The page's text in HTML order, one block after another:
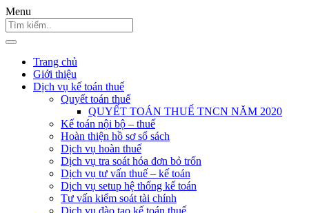
Menu
Trang chủ
Giới thiệu
Dịch vụ kế toán thuế
Quyết toán thuế
QUYẾT TOÁN THUẾ TNCN NĂM 2020
Kế toán nội bộ – thuế
Hoàn thiện hồ sơ sổ sách
Dịch vụ hoàn thuế
Dịch vụ tra soát hóa đơn bỏ trốn
Dịch vụ tư vấn thuế – kế toán
Dịch vụ setup hệ thống kế toán
Tư vấn kiểm soát tài chính
Dịch vụ đào tạo kế toán thuế